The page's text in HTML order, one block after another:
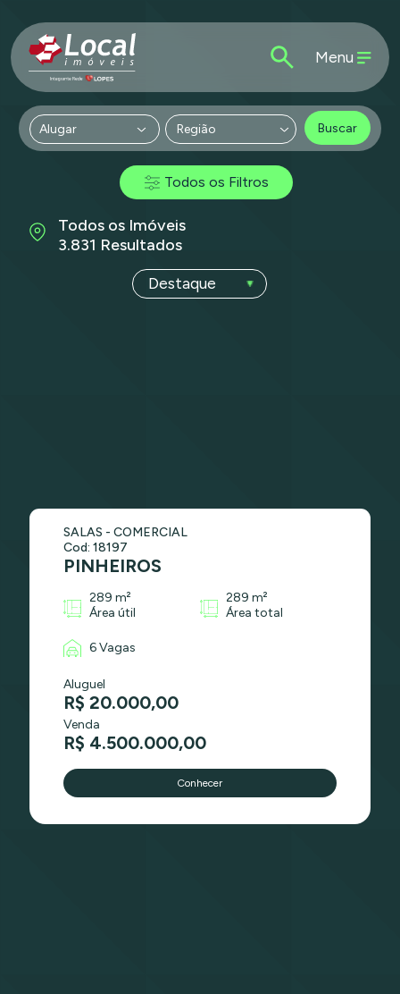
Menu
Região Buscar
Todos os Filtros
Todos os Imóveis
3.831 Resultados
SALAS - COMERCIAL
Cod: 18197
PINHEIROS
289 m²
Área útil
289 m²
Área total
6 Vagas
Aluguel
R$ 20.000,00
Venda
R$ 4.500.000,00
Conhecer